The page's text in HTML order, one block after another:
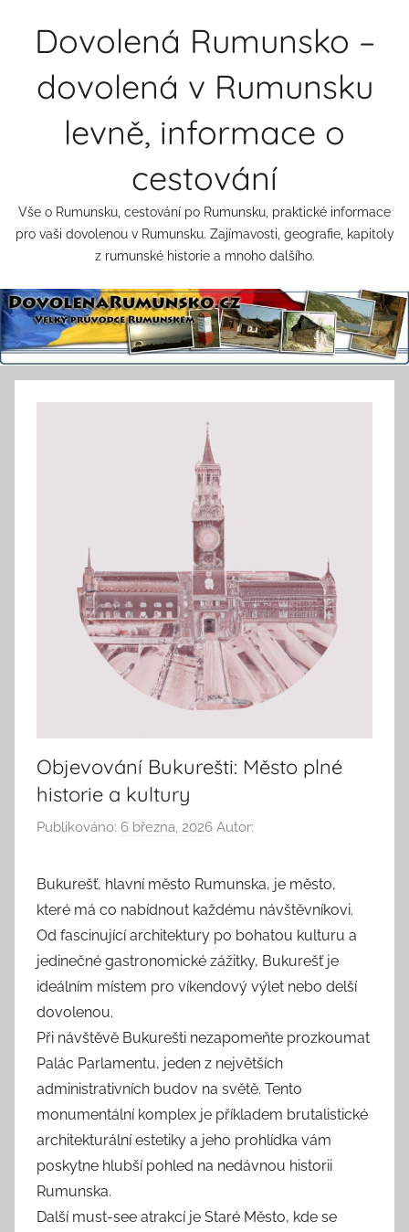
Dovolená Rumunsko –
dovolená v Rumunsku
levně, informace o
cestování
Vše o Rumunsku, cestování po Rumunsku, praktické informace
pro vaši dovolenou v Rumunsku. Zajímavosti, geografie, kapitoly
z rumunské historie a mnoho dalšího.
Objevování Bukurešti: Město plné
historie a kultury
Publikováno: 6 března, 2026 Autor:
Bukurešť, hlavní město Rumunska, je město,
které má co nabídnout každému návštěvníkovi.
Od fascinující architektury po bohatou kulturu a
jedinečné gastronomické zážitky, Bukurešť je
ideálním místem pro víkendový výlet nebo delší
dovolenou.
Při návštěvě Bukurešti nezapomeňte prozkoumat
Palác Parlamentu, jeden z největších
administrativních budov na světě. Tento
monumentální komplex je příkladem brutalistické
architekturální estetiky a jeho prohlídka vám
poskytne hlubší pohled na nedávnou historii
Rumunska.
Další must-see atrakcí je Staré Město, kde se